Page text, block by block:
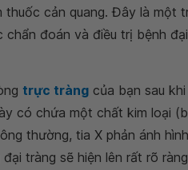
cản quang. Đây là một
đoán và điều trị bệnh
trực tràng của bạn sau
có chứa một chất kim loại
thường, tia X phản ánh
tràng sẽ hiện lên rất rõ